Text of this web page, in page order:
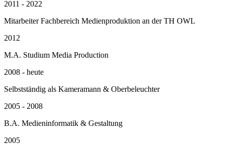
2011 - 2022
Mitarbeiter Fachbereich Medienproduktion an der TH OWL
2012
M.A. Studium Media Production
2008 - heute
Selbstständig als Kameramann & Oberbeleuchter
2005 - 2008
B.A. Medieninformatik & Gestaltung
2005